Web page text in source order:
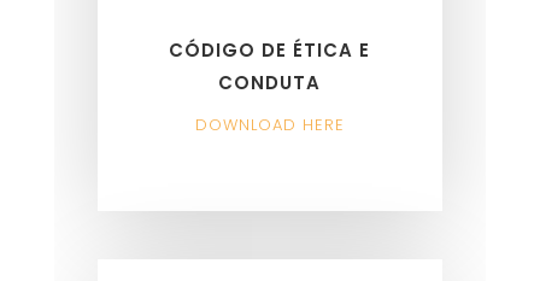
CÓDIGO DE ÉTICA E
CONDUTA
DOWNLOAD HERE